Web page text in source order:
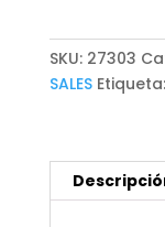
SKU: 27303
SALES Etiqueta: